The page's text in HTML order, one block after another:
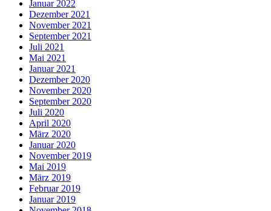
Januar 2022
Dezember 2021
November 2021
September 2021
Juli 2021
Mai 2021
Januar 2021
Dezember 2020
November 2020
September 2020
Juli 2020
April 2020
März 2020
Januar 2020
November 2019
Mai 2019
März 2019
Februar 2019
Januar 2019